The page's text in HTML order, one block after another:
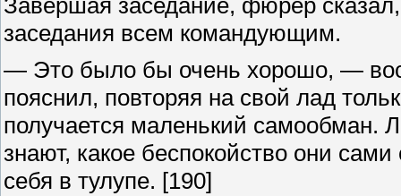
заседания всем командующим.
— Это было бы очень хорошо, —
пояснил, повторяя на свой лад
получается маленький самообман.
знают, какое беспокойство они
себя в тулупе. [190]